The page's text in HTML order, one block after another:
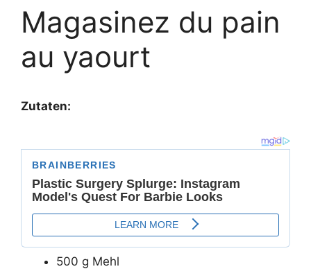
Magasinez du pain
au yaourt
Zutaten:
500 g Mehl